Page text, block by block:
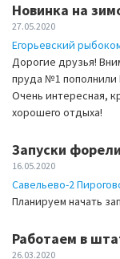
Новинка на
27.05.2020
Егорьевский
Дорогие друзья!
пруда №1
Очень интересная,
хорошего отдыха!
Запуски
16.05.2020
Савельево-2
Планируем начать
Работаем в
26.03.2020